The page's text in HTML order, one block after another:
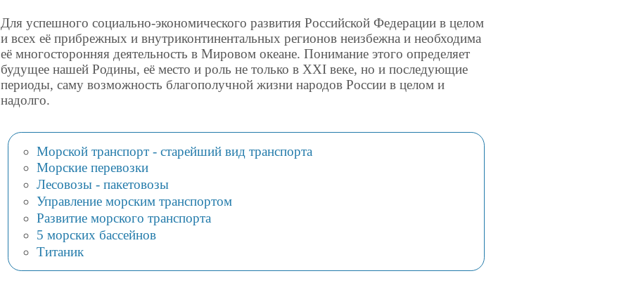
Для успешного социально-экономического развития Российской Федерации в целом
и всех её прибрежных и внутриконтинентальных регионов неизбежна и необходима
её многосторонняя деятельность в Мировом океане. Понимание этого определяет
будущее нашей Родины, её место и роль не только в XXI веке, но и последующие
периоды, саму возможность благополучной жизни народов России в целом и
надолго.
Морской транспорт - старейший вид транспорта
Морские перевозки
Лесовозы - пакетовозы
Управление морским транспортом
Развитие морского транспорта
5 морских бассейнов
Титаник